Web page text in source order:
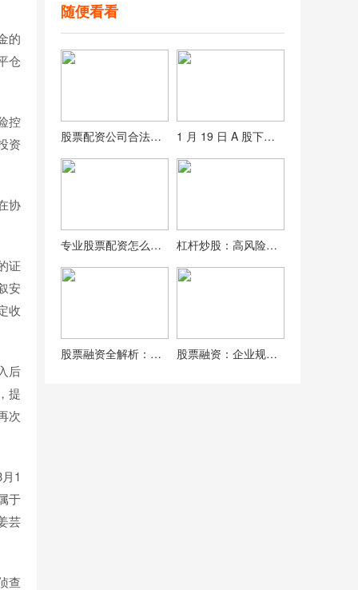
的
仓
控
资
协
证
安
收
后
提
次
1
于
芸
查
随便看看
股票配资公司合法吗？小心借钱炒股的高杠杆风险 1 月 19 日 A 股下调融资保证金，融资买入金额为何回落？
专业股票配资怎么选？2024正规公司指南 杠杆炒股：高风险高收益投资策略详解与风险控制指南
股票融资全解析：概念、优势、流程，一文带你了解 股票融资：企业规模扩张的有力杠杆，机制解析与资金来源全揭秘